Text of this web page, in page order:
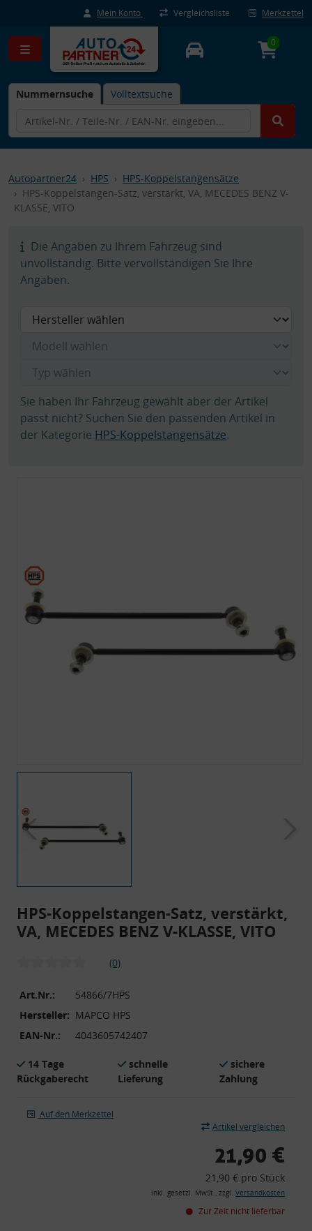
Mein Konto Vergleichsliste Merkzettel
Nummernsuche Volltextsuche
0
Autopartner24 HPS
HPS-Koppelstangensätze
HPS-Koppelstangen-Satz, verstärkt, VA, MECEDES BENZ V-
KLASSE, VITO
Die Angaben zu Ihrem Fahrzeug sind
unvollständig. Bitte vervollständigen Sie Ihre
Angaben.
Sie haben Ihr Fahrzeug gewählt aber der Artikel
passt nicht? Suchen Sie den passenden Artikel in
der Kategorie HPS-Koppelstangensätze.
HPS-Koppelstangen-Satz, verstärkt,
VA, MECEDES BENZ V-KLASSE, VITO
(0)
Art.Nr.:
54866/7HPS
Hersteller: MAPCO HPS
EAN-Nr.:
4043605742407
14 Tage
Rückgaberecht
schnelle
Lieferung
sichere
Zahlung
Auf den Merkzettel
Artikel vergleichen
21,90 €
21,90 € pro Stück
inkl. gesetzl. MwSt., zzgl. Versandkosten
Zur Zeit nicht lieferbar